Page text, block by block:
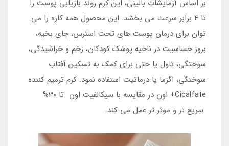
بر اساس آزمایشات بالینی، این کرم روند بازیابی پوست را
تا 4 برابر سرعت می بخشد. این محصول همه کاره را می
توان برای درمان پوست های تحت استرس، جای بخیه،
بروز حساسیت در ناحیه پوشک کودکان، زخم و خراشیدگی،
سوختگی، تاول یا حتی برای کمک به تسکین آفتاب
سوختگی، اگزما یا درماتیت استفاده نمود. کرم ترمیم کننده
Cicalfate+ اون در مقایسه با سیکالفیت اون تا 30%
سریع تر و موثر تر عمل می کند.